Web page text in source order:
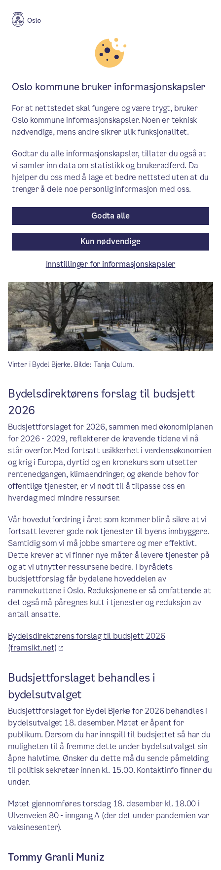
Bydel Bjerke legger fram
budsjettforslaget for 2026
Vi går inn i en ny tid der både Oslo
kommune og bydelene møter strammere
økonomiske rammer.
Vinter i Bydel Bjerke. Bilde: Tanja Culum.
Bydelsdirektørens forslag til budsjett
2026
Budsjettforslaget for 2026, sammen med økonomiplanen
for 2026 - 2029, reflekterer de krevende tidene vi nå
står overfor. Med fortsatt usikkerhet i verdensøkonomien
og krig i Europa, dyrtid og en kronekurs som utsetter
rentenedgangen, klimaendringer, og økende behov for
offentlige tjenester, er vi nødt til å tilpasse oss en
hverdag med mindre ressurser.
Vår hovedutfordring i året som kommer blir å sikre at vi
fortsatt leverer gode nok tjenester til byens innbyggere.
Samtidig som vi må jobbe smartere og mer effektivt.
Dette krever at vi finner nye måter å levere tjenester på
og at vi utnytter ressursene bedre. I byrådets
budsjettforslag får bydelene hoveddelen av
rammekuttene i Oslo. Reduksjonene er så omfattende at
det også må påregnes kutt i tjenester og reduksjon av
antall ansatte.
Bydelsdirektørens forslag til budsjett 2026
(framsikt.net)
Budsjettforslaget behandles i
bydelsutvalget
Budsjettforslaget for Bydel Bjerke for 2026 behandles i
bydelsutvalget 18. desember. Møtet er åpent for
publikum. Dersom du har innspill til budsjettet så har du
muligheten til å fremme dette under bydelsutvalget sin
åpne halvtime. Ønsker du dette må du sende påmelding
til politisk sekretær innen kl. 15.00. Kontaktinfo finner du
under.
Møtet gjennomføres torsdag 18. desember kl. 18.00 i
Ulvenveien 80 - inngang A (der det under pandemien var
vaksinesenter).
Tommy Granli Muniz
Oslo kommune bruker informasjonskapsler
For at nettstedet skal fungere og være trygt, bruker
Oslo kommune informasjonskapsler. Noen er teknisk
nødvendige, mens andre sikrer ulik funksjonalitet.
Godtar du alle informasjonskapsler, tillater du også at
vi samler inn data om statistikk og brukeradferd. Da
hjelper du oss med å lage et bedre nettsted uten at du
trenger å dele noe personlig informasjon med oss.
Kun nødvendige
Godta alle
Innstillinger for informasjonskapsler